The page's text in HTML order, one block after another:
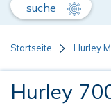
suche
Startseite Hurley
Hurley